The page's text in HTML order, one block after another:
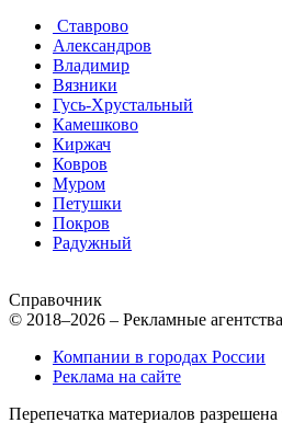
Ставрово
Александров
Владимир
Вязники
Гусь-Хрустальный
Камешково
Киржач
Ковров
Муром
Петушки
Покров
Радужный
Справочник
© 2018–2026 – Рекламные агентства
Компании в городах России
Реклама на сайте
Перепечатка материалов разрешена